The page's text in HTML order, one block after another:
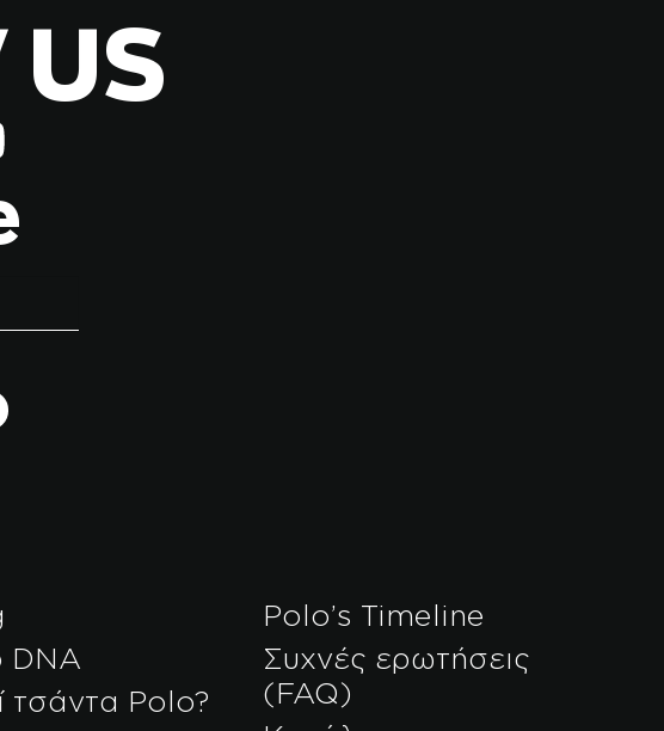
DNA
τσάντα Polo?
Polo’s Timeline
Συχνές ερωτήσεις
(FAQ)